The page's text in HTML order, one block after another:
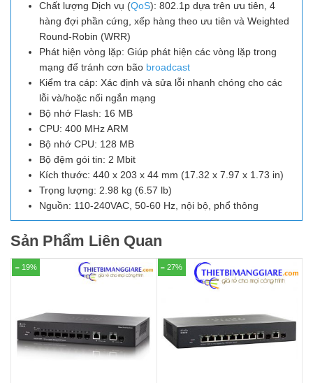
Chất lượng Dịch vụ (QoS): 802.1p dựa trên ưu tiên, 4
hàng đợi phần cứng, xếp hàng theo ưu tiên và Weighted
Round-Robin (WRR)
Phát hiện vòng lặp: Giúp phát hiện các vòng lặp trong
mạng để tránh cơn bão broadcast
Kiểm tra cáp: Xác định và sửa lỗi nhanh chóng cho các
lỗi và/hoặc nối ngắn mạng
Bộ nhớ Flash: 16 MB
CPU: 400 MHz ARM
Bộ nhớ CPU: 128 MB
Bộ đệm gói tin: 2 Mbit
Kích thước: 440 x 203 x 44 mm (17.32 x 7.97 x 1.73 in)
Trọng lượng: 2.98 kg (6.57 lb)
Nguồn: 110-240VAC, 50-60 Hz, nội bộ, phổ thông
Sản Phẩm Liên Quan
19% 27%